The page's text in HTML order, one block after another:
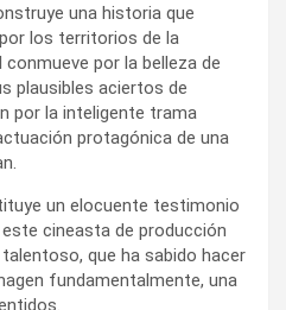
una historia que
los territorios de la
por la belleza de
plausibles aciertos de
por la inteligente trama
protagónica de una
un elocuente testimonio
cineasta de producción
que ha sabido hacer
fundamentalmente, una